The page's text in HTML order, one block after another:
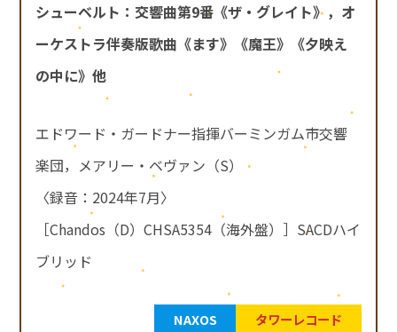
シューベルト：交響曲第9番《ザ・グレイト》，オ
ーケストラ伴奏版歌曲《ます》《魔王》《夕映え
の中に》他
エドワード・ガードナー指揮バーミンガム市交響
楽団，メアリー・ベヴァン（S）
〈録音：2024年7月〉
［Chandos（D）CHSA5354（海外盤）］SACDハイ
ブリッド
NAXOS タワーレコード